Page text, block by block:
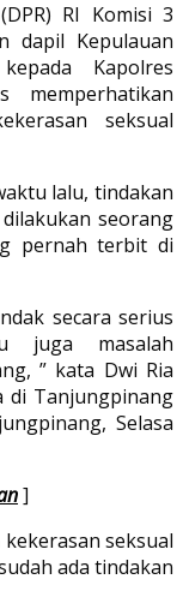
RI Komisi 3
dapil Kepulauan
Kapolres
memperhatikan
seksual
lalu, tindakan
seorang
pernah terbit di
secara serius
juga masalah
” kata Dwi Ria
di Tanjungpinang
Selasa
]
seksual
ada tindakan